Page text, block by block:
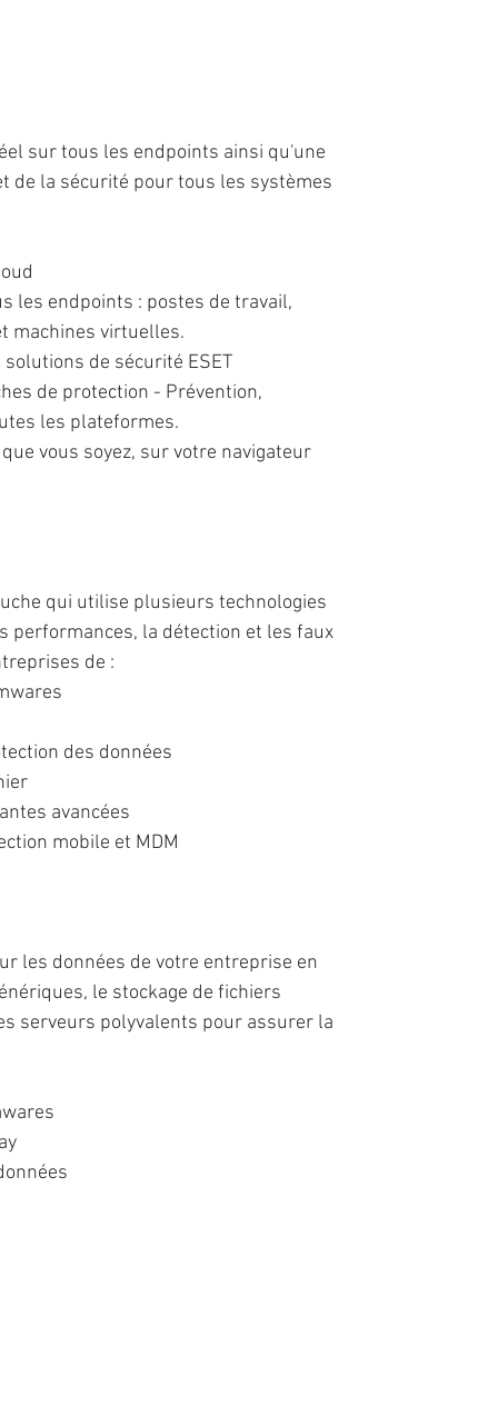
sur tous les endpoints ainsi qu'une
de la sécurité pour tous les systèmes
les endpoints : postes de travail,
machines virtuelles.
de sécurité ESET
de protection - Prévention,
les plateformes.
vous soyez, sur votre navigateur
qui utilise plusieurs technologies
performances, la détection et les faux
de :
des données
avancées
mobile et MDM
les données de votre entreprise en
le stockage de fichiers
serveurs polyvalents pour assurer la